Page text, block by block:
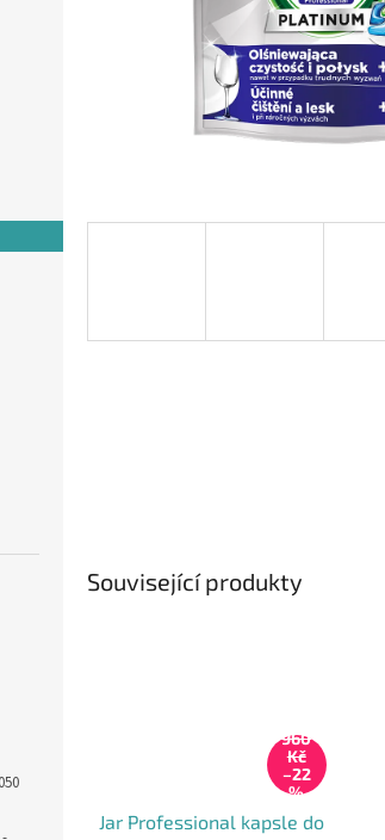
Související produkty
960
Kč
–22
%
Jar Professional kapsle do